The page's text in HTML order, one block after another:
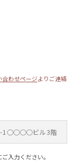
合わせページよりご連絡
入力ください。